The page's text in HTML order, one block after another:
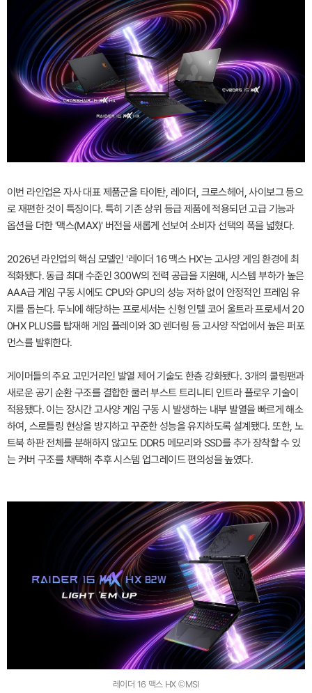
이번 라인업은 자사 대표 제품군을 타이탄, 레이더, 크로스헤어, 사이보그 등으
로 재편한 것이 특징이다. 특히 기존 상위 등급 제품에 적용되던 고급 기능과
옵션을 더한 '맥스(MAX)' 버전을 새롭게 선보여 소비자 선택의 폭을 넓혔다.
2026년 라인업의 핵심 모델인 '레이더 16 맥스 HX'는 고사양 게임 환경에 최
적화됐다. 동급 최대 수준인 300W의 전력 공급을 지원해, 시스템 부하가 높은
AAA급 게임 구동 시에도 CPU와 GPU의 성능 저하 없이 안정적인 프레임 유
지를 돕는다. 두뇌에 해당하는 프로세서는 신형 인텔 코어 울트라 프로세서 20
0HX PLUS를 탑재해 게임 플레이와 3D 렌더링 등 고사양 작업에서 높은 퍼포
먼스를 발휘한다.
게이머들의 주요 고민거리인 발열 제어 기술도 한층 강화됐다. 3개의 쿨링팬과
새로운 공기 순환 구조를 결합한 쿨러 부스트 트리니티 인트라 플로우 기술이
적용됐다. 이는 장시간 고사양 게임 구동 시 발생하는 내부 발열을 빠르게 해소
하여, 스로틀링 현상을 방지하고 꾸준한 성능을 유지하도록 설계됐다. 또한, 노
트북 하판 전체를 분해하지 않고도 DDR5 메모리와 SSD를 추가 장착할 수 있
는 커버 구조를 채택해 추후 시스템 업그레이드 편의성을 높였다.
레이더 16 맥스 HX ©MSI